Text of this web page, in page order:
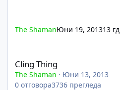
The ShamanЮни 19, 201313 гд
Cling Thing
The Shaman · Юни 13, 2013
0 отговора3736 прегледа